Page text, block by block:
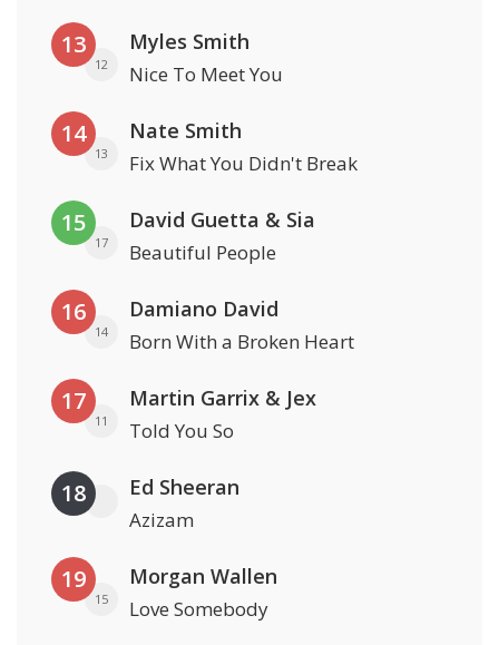
13
12
Myles Smith
Nice To Meet You
14
13
Nate Smith
Fix What You Didn't Break
15
17
David Guetta & Sia
Beautiful People
16
14
Damiano David
Born With a Broken Heart
17
11
Martin Garrix & Jex
Told You So
18 Ed Sheeran
Azizam
19
15
Morgan Wallen
Love Somebody